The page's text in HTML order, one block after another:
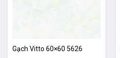
Gạch Vitto 60×60 5626